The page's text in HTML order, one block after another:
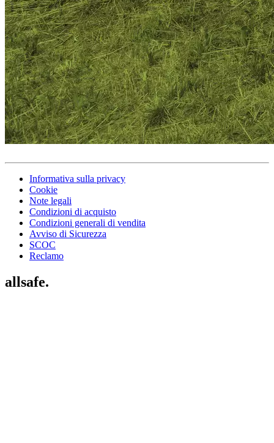
Informativa sulla privacy
Cookie
Note legali
Condizioni di acquisto
Condizioni generali di vendita
Avviso di Sicurezza
SCOC
Reclamo
allsafe.